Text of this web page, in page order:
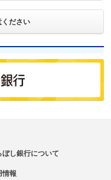
ださい
ぼし銀行について
情報